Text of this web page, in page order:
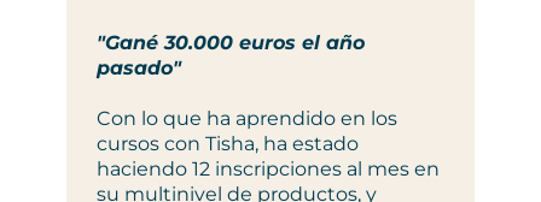
"Gané 30.000 euros el año
pasado"
Con lo que ha aprendido en los
cursos con Tisha, ha estado
haciendo 12 inscripciones al mes en
su multinivel de productos, y